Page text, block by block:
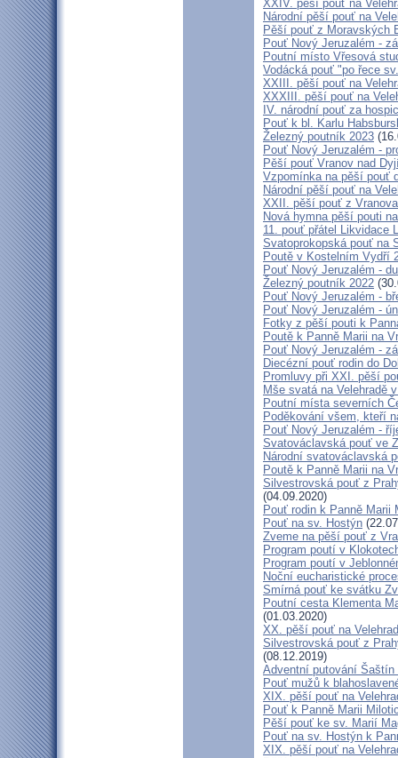
XXIV. pěší pouť na
Národní pěší pouť na
Pěší pouť z Moravských
Pouť Nový Jeruzalém -
Poutní místo Vřesová
Vodácká pouť "po řece
XXIII. pěší pouť na
XXXIII. pěší pouť na
IV. národní pouť za
Pouť k bl. Karlu
Železný poutník 2023
Pouť Nový Jeruzalém -
Pěší pouť Vranov nad
Vzpomínka na pěší pouť
Národní pěší pouť na
XXII. pěší pouť z
Nová hymna pěší pouti
11. pouť přátel Likvidace
Svatoprokopská pouť na
Poutě v Kostelním Vydří
Pouť Nový Jeruzalém -
Železný poutník 2022
Pouť Nový Jeruzalém -
Pouť Nový Jeruzalém -
Fotky z pěší pouti k
Poutě k Panně Marii na
Pouť Nový Jeruzalém -
Diecézní pouť rodin do
Promluvy při XXI. pěší
Mše svatá na Velehradě
Poutní místa severních
Poděkování všem, kteří
Pouť Nový Jeruzalém -
Svatováclavská pouť ve
Národní svatováclavská
Poutě k Panně Marii na
Silvestrovská pouť z
(04.09.2020)
Pouť rodin k Panně Marii
Pouť na sv. Hostýn
Zveme na pěší pouť z
Program poutí v
Program poutí v
Noční eucharistické
Smírná pouť ke svátku
Poutní cesta Klementa
(01.03.2020)
XX. pěší pouť na
Silvestrovská pouť z
(08.12.2019)
Adventní putování Šaštín
Pouť mužů k
XIX. pěší pouť na
Pouť k Panně Marii
Pěší pouť ke sv. Marií
Pouť na sv. Hostýn k
XIX. pěší pouť na